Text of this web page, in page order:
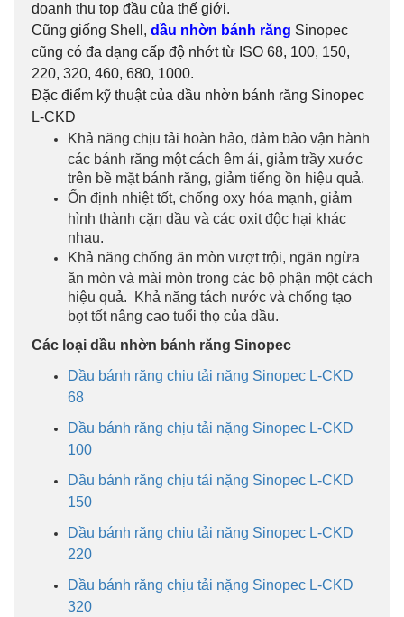
doanh thu top đầu của thế giới.
Cũng giống Shell, dầu nhờn bánh răng Sinopec
cũng có đa dạng cấp độ nhớt từ ISO 68, 100, 150,
220, 320, 460, 680, 1000.
Đặc điểm kỹ thuật của dầu nhờn bánh răng Sinopec
L-CKD
Khả năng chịu tải hoàn hảo, đảm bảo vận hành
các bánh răng một cách êm ái, giảm trầy xước
trên bề mặt bánh răng, giảm tiếng ồn hiệu quả.
Ổn định nhiệt tốt, chống oxy hóa mạnh, giảm
hình thành cặn dầu và các oxit độc hại khác
nhau.
Khả năng chống ăn mòn vượt trội, ngăn ngừa
ăn mòn và mài mòn trong các bộ phận một cách
hiệu quả. Khả năng tách nước và chống tạo
bọt tốt nâng cao tuổi thọ của dầu.
Các loại dầu nhờn bánh răng Sinopec
Dầu bánh răng chịu tải nặng Sinopec L-CKD
68
Dầu bánh răng chịu tải nặng Sinopec L-CKD
100
Dầu bánh răng chịu tải nặng Sinopec L-CKD
150
Dầu bánh răng chịu tải nặng Sinopec L-CKD
220
Dầu bánh răng chịu tải nặng Sinopec L-CKD
320